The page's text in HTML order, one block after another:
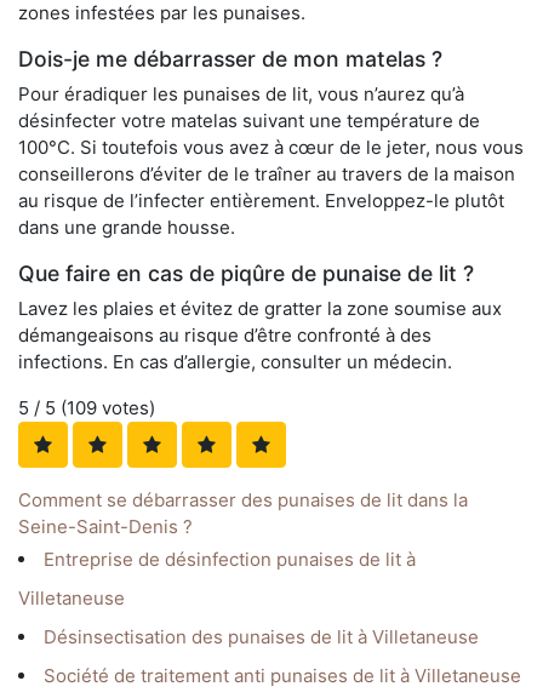
zones infestées par les punaises.
Dois-je me débarrasser de mon matelas ?
Pour éradiquer les punaises de lit, vous n’aurez qu’à
désinfecter votre matelas suivant une température de
100°C. Si toutefois vous avez à cœur de le jeter, nous vous
conseillerons d’éviter de le traîner au travers de la maison
au risque de l’infecter entièrement. Enveloppez-le plutôt
dans une grande housse.
Que faire en cas de piqûre de punaise de lit ?
Lavez les plaies et évitez de gratter la zone soumise aux
démangeaisons au risque d’être confronté à des
infections. En cas d’allergie, consulter un médecin.
5 / 5 (109 votes)
Comment se débarrasser des punaises de lit dans la
Seine-Saint-Denis ?
Entreprise de désinfection punaises de lit à
Villetaneuse
Désinsectisation des punaises de lit à Villetaneuse
Société de traitement anti punaises de lit à Villetaneuse